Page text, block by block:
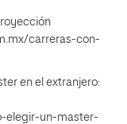
carreras-con-
en el extranjero:
elegir-un-master-